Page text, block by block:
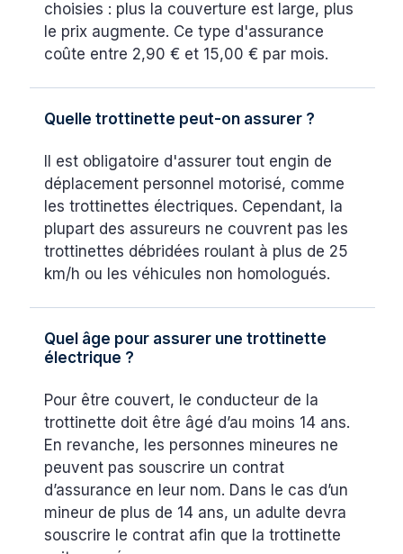
choisies : plus la couverture est large, plus
le prix augmente. Ce type d'assurance
coûte entre 2,90 € et 15,00 € par mois.
Quelle trottinette peut-on assurer ?
Il est obligatoire d'assurer tout engin de
déplacement personnel motorisé, comme
les trottinettes électriques. Cependant, la
plupart des assureurs ne couvrent pas les
trottinettes débridées roulant à plus de 25
km/h ou les véhicules non homologués.
Quel âge pour assurer une trottinette
électrique ?
Pour être couvert, le conducteur de la
trottinette doit être âgé d’au moins 14 ans.
En revanche, les personnes mineures ne
peuvent pas souscrire un contrat
d’assurance en leur nom. Dans le cas d’un
mineur de plus de 14 ans, un adulte devra
souscrire le contrat afin que la trottinette